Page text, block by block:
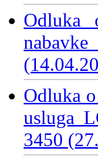
Odluka
Odluka
usluga
3450